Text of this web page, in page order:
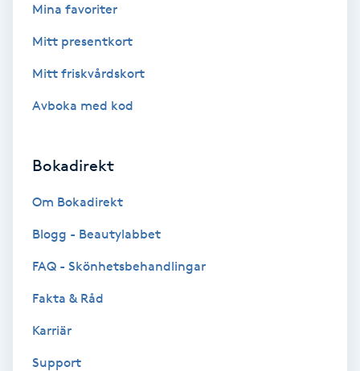
Fotsvamp
Fransförlängning
Fransförlängning Volym
Mina favoriter
Mitt presentkort
Mitt friskvårdskort
Avboka med kod
Bokadirekt
Om Bokadirekt
Blogg - Beautylabbet
FAQ - Skönhetsbehandlingar
Fakta & Råd
Karriär
Support